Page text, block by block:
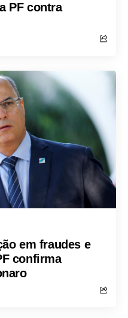
PF contra
em fraudes e
confirma